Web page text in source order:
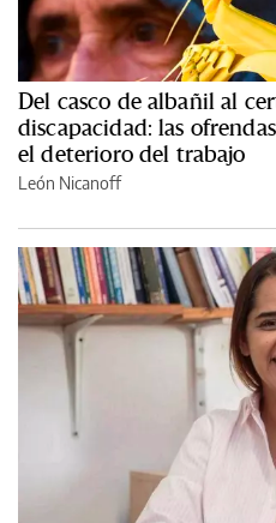
Del casco de albañil al
discapacidad: las
el deterioro del trabajo
León Nicanoff